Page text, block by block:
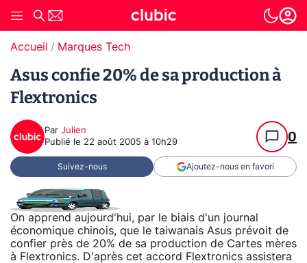
Accueil Marques Tech
Asus confie 20% de sa production à
Flextronics
Par Julien
Publié le 22 août 2005 à 10h29 0
Suivez-nous Ajoutez-nous en favori
On apprend aujourd'hui, par le biais d'un journal
économique chinois, que le taiwanais Asus prévoit de
confier près de 20% de sa production de Cartes mères
à Flextronics. D'après cet accord Flextronics assistera